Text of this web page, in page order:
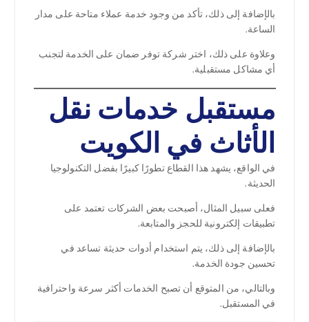
بالإضافة إلى ذلك، تأكد من وجود خدمة عملاء متاحة على مدار
الساعة.
وعلاوة على ذلك، اختر شركة توفر ضمان على الخدمة لتجنب
أي مشاكل مستقبلية.
مستقبل خدمات نقل
الأثاث في الكويت
في الواقع، يشهد هذا القطاع تطورًا كبيرًا بفضل التكنولوجيا
الحديثة.
فعلى سبيل المثال، أصبحت بعض الشركات تعتمد على
تطبيقات إلكترونية للحجز والمتابعة.
بالإضافة إلى ذلك، يتم استخدام أدوات حديثة تساعد في
تحسين جودة الخدمة.
وبالتالي، من المتوقع أن تصبح الخدمات أكثر سرعة واحترافية
في المستقبل.